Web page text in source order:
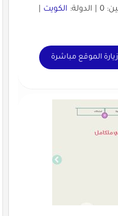
الكويت|
زيارة الموقع مباشرة